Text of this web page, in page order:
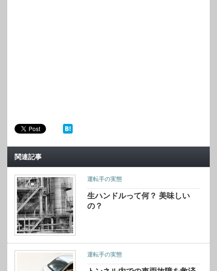
関連記事
運転手の実態
生ハンドルって何？ 美味しい
の？
運転手の実態